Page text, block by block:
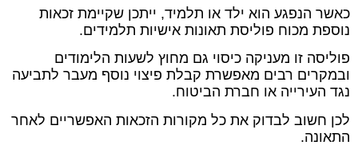
כאשר הנפגע הוא ילד או תלמיד, ייתכן שקיימת זכאות
נוספת מכוח פוליסת תאונות אישיות תלמידים.
פוליסה זו מעניקה כיסוי גם מחוץ לשעות הלימודים
ובמקרים רבים מאפשרת קבלת פיצוי נוסף מעבר לתביעה
נגד העירייה או חברת הביטוח.
לכן חשוב לבדוק את כל מקורות הזכאות האפשריים לאחר
התאונה.